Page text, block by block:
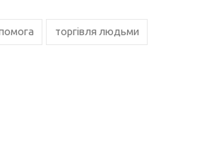
торгівля людьми